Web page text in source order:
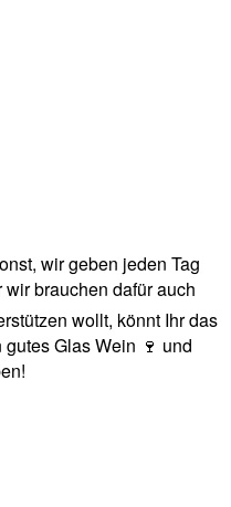
wir geben jeden Tag
brauchen dafür auch
wollt, könnt Ihr das
Glas Wein 🍷 und